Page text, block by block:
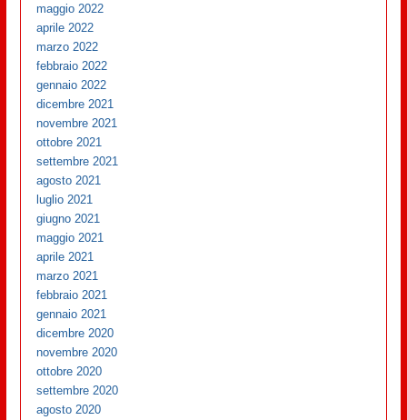
maggio 2022
aprile 2022
marzo 2022
febbraio 2022
gennaio 2022
dicembre 2021
novembre 2021
ottobre 2021
settembre 2021
agosto 2021
luglio 2021
giugno 2021
maggio 2021
aprile 2021
marzo 2021
febbraio 2021
gennaio 2021
dicembre 2020
novembre 2020
ottobre 2020
settembre 2020
agosto 2020